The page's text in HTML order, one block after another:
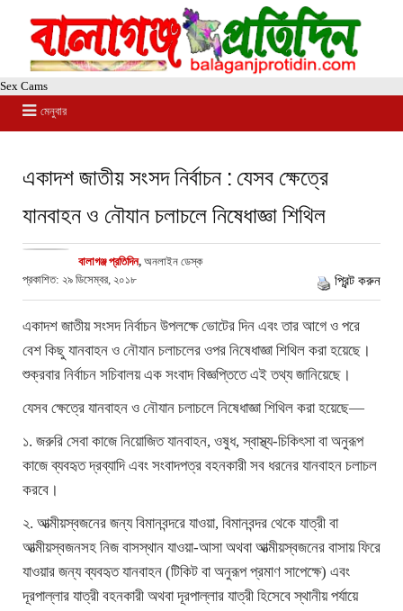
Sex Cams
মেনুবার
একাদশ জাতীয় সংসদ নির্বাচন : যেসব ক্ষেত্রে
যানবাহন ও নৌযান চলাচলে নিষেধাজ্ঞা শিথিল
বালাগঞ্জ প্রতিদিন, অনলাইন ডেস্ক
প্রকাশিত: ২৯ ডিসেম্বর, ২০১৮
প্রিন্ট করুন
একাদশ জাতীয় সংসদ নির্বাচন উপলক্ষে ভোটের দিন এবং তার আগে ও পরে
বেশ কিছু যানবাহন ও নৌযান চলাচলের ওপর নিষেধাজ্ঞা শিথিল করা হয়েছে।
শুক্রবার নির্বাচন সচিবালয় এক সংবাদ বিজ্ঞপ্তিতে এই তথ্য জানিয়েছে।
যেসব ক্ষেত্রে যানবাহন ও নৌযান চলাচলে নিষেধাজ্ঞা শিথিল করা হয়েছে—
১. জরুরি সেবা কাজে নিয়োজিত যানবাহন, ওষুধ, স্বাস্থ্য-চিকিৎসা বা অনুরূপ
কাজে ব্যবহৃত দ্রব্যাদি এবং সংবাদপত্র বহনকারী সব ধরনের যানবাহন চলাচল
করবে।
২. আত্মীয়স্বজনের জন্য বিমানবন্দরে যাওয়া, বিমানবন্দর থেকে যাত্রী বা
আত্মীয়স্বজনসহ নিজ বাসস্থান যাওয়া-আসা অথবা আত্মীয়স্বজনের বাসায় ফিরে
যাওয়ার জন্য ব্যবহৃত যানবাহন (টিকিট বা অনুরূপ প্রমাণ সাপেক্ষে) এবং
দূরপাল্লার যাত্রী বহনকারী অথবা দূরপাল্লার যাত্রী হিসেবে স্থানীয় পর্যায়ে